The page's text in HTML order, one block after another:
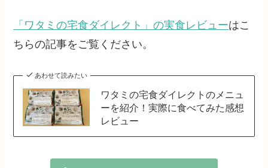
「ワタミの宅食ダイレクト」の実食レビューはこ
ちらの記事をご覧ください。
あわせて読みたい
ワタミの宅食ダイレクトのメニュ
ーを紹介！実際に食べてみた感想
レビュー